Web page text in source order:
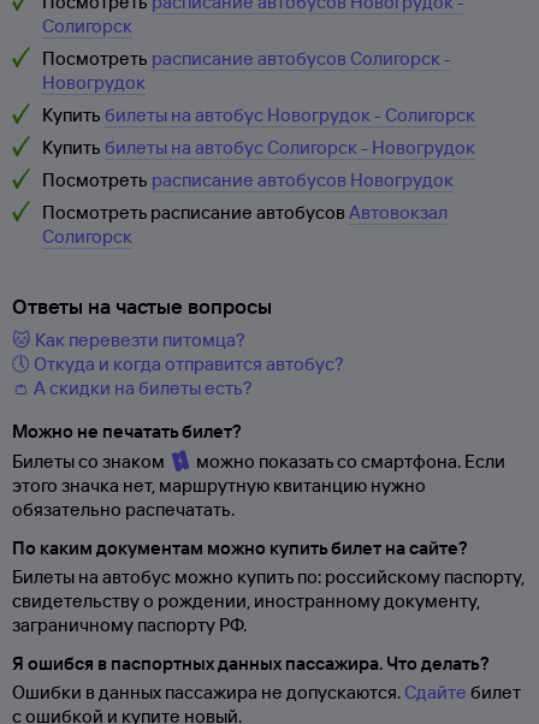
Солигорск
Посмотреть расписание автобусов Солигорск -
Новогрудок
Купить билеты на автобус Новогрудок - Солигорск
Купить билеты на автобус Солигорск - Новогрудок
Посмотреть расписание автобусов Новогрудок
Посмотреть расписание автобусовАвтовокзал
Солигорск
Ответы на частые вопросы
🐱 Как перевезти питомца?
🕔 Откуда и когда отправится автобус?
👛 А скидки на билеты есть?
Можно не печатать билет?
Билеты со знаком
можно показать со смартфона. Если
этого значка нет, маршрутную квитанцию нужно
обязательно распечатать.
По каким документам можно купить билет на сайте?
Билеты на автобус можно купить по: российскому паспорту,
свидетельству о рождении, иностранному документу,
заграничному паспорту РФ.
Я ошибся в паспортных данных пассажира. Что делать?
Ошибки в данных пассажира не допускаются. Сдайте билет
с ошибкой и купите новый.